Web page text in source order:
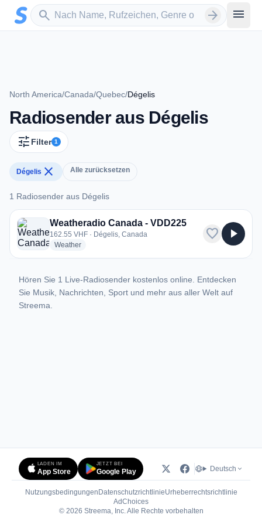
Zum Hauptinhalt springen
search
Sender suchen arrow_forward menu
North America/Canada/Quebec/Dégelis
Radiosender aus Dégelis
tune Filter 1
Dégelis close Alle zurücksetzen
1 Radiosender aus Dégelis
1 Radiosender aus Dégelis
Weatheradio Canada - VDD225
162.55 VHF · Dégelis, Canada
Weatherradio stations
favorite play_arrow
Hören Sie 1 Live-Radiosender kostenlos online. Entdecken
Sie Musik, Nachrichten, Sport und mehr aus aller Welt auf
Streema.
LADEN IM
App Store
JETZT BEI
Google Play Deutsch
Nutzungsbedingungen DatenschutzrichtlinieUrheberrechtsrichtlinie
AdChoices(öffnet in neuem Tab)
© 2026 Streema, Inc. Alle Rechte vorbehalten